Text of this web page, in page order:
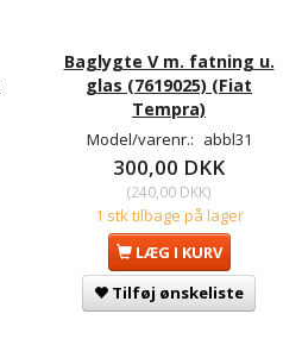
Baglygte V m. fatning u.
glas (7619025) (Fiat
Tempra)
Model/varenr.: abbl31
300,00 DKK
(240,00 DKK)
1 stk tilbage på lager
LÆG I KURV
Tilføj ønskeliste